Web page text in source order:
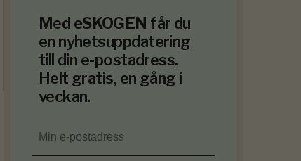
Med eSKOGEN får du
en nyhetsuppdatering
till din e-postadress.
Helt gratis, en gång i
veckan.